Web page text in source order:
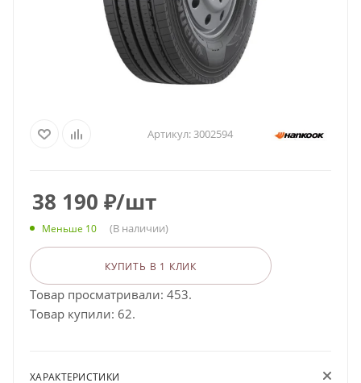
Артикул:3002594
38 190 ₽/шт
Меньше 10 (В наличии)
КУПИТЬ В 1 КЛИК
Товар просматривали: 453.
Товар купили: 62.
ХАРАКТЕРИСТИКИ